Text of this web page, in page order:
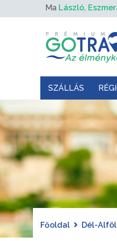
Ma László,
SZÁLLÁS
Főoldal Dél-